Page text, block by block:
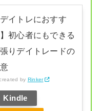
デイトレにおすす
初心者にもできる
りデイトレードの
by Rinker
Kindle